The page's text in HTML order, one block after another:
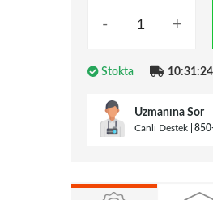
- +
Stokta 10:31:23
Uzmanına Sor
Canlı Destek